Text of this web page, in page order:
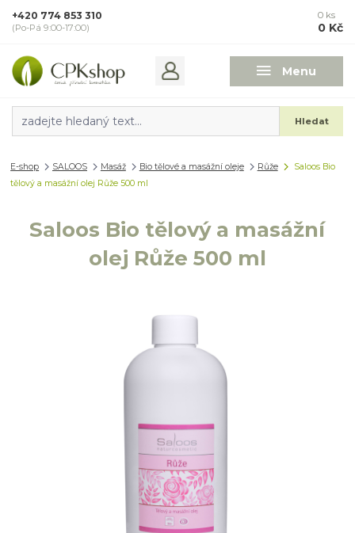
Menu
Hledat
+420 774 853 310
(Po-Pá 9:00-17:00)
0 ks
0 Kč
E-shop SALOOS Masáž Bio tělové a masážní oleje Růže
Saloos Bio
tělový a masážní olej Růže 500 ml
Saloos Bio tělový a masážní
olej Růže 500 ml